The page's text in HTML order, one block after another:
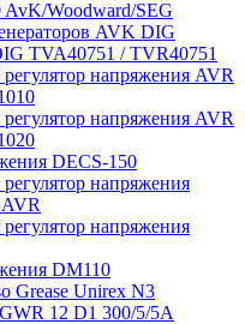
Woodward/SEG
AVK DIG
TVA40751 / TVR40751
напряжения AVR
напряжения AVR
DECS-150
напряжения
напряжения
DM110
Grease Unirex N3
12 D1 300/5/5A